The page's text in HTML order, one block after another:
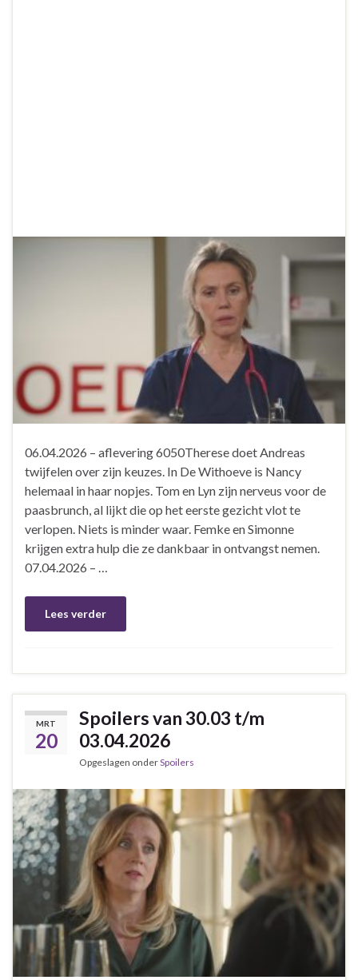
06.04.2026 – aflevering 6050Therese doet Andreas
twijfelen over zijn keuzes. In De Withoeve is Nancy
helemaal in haar nopjes. Tom en Lyn zijn nerveus voor de
paasbrunch, al lijkt die op het eerste gezicht vlot te
verlopen. Niets is minder waar. Femke en Simonne
krijgen extra hulp die ze dankbaar in ontvangst nemen.
07.04.2026 – …
Lees verder
MRT
20
Spoilers van 30.03 t/m
03.04.2026
Opgeslagen onderSpoilers